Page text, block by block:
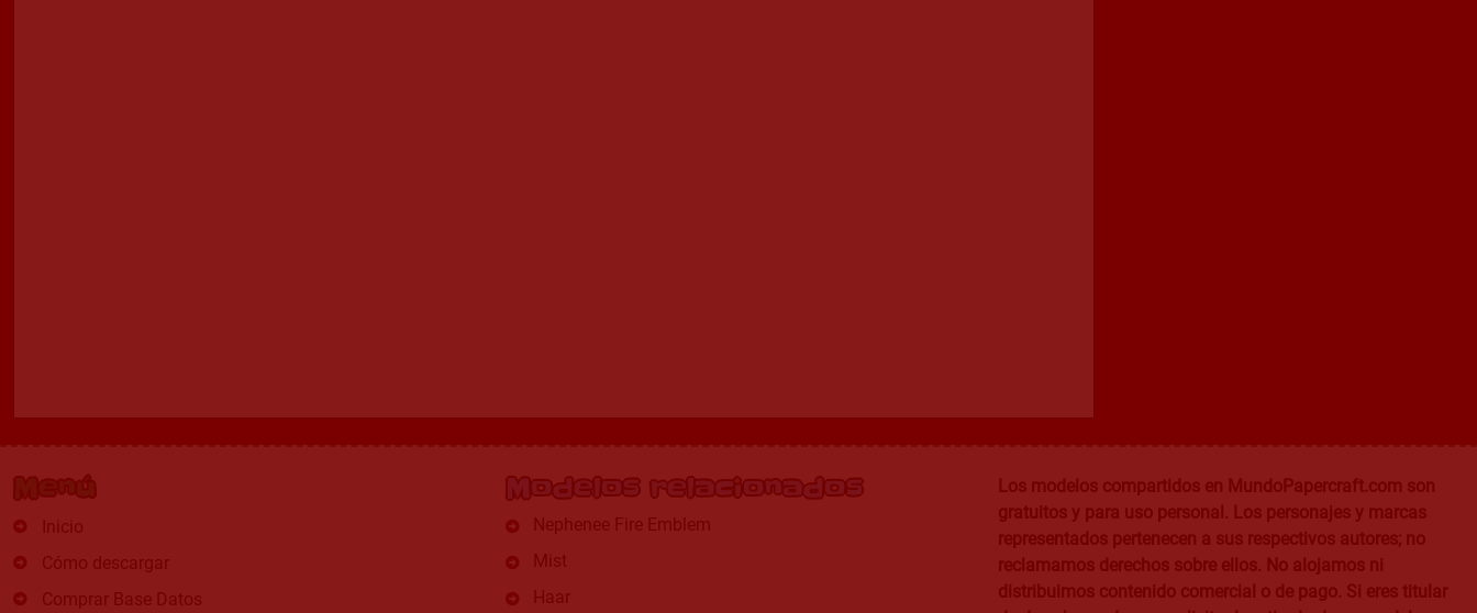
Menú
Inicio
Cómo descargar
Comprar Base Datos
Modelos relacionados
Nephenee Fire Emblem
Mist
Haar
Los modelos compartidos en MundoPapercraft.com son
gratuitos y para uso personal. Los personajes y marcas
representados pertenecen a sus respectivos autores; no
reclamamos derechos sobre ellos. No alojamos ni
distribuimos contenido comercial o de pago. Si eres titular